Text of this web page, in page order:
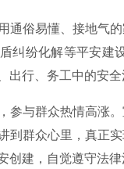
通俗易懂、接地气
纠纷化解等平安建
出行、务工中的安
参与群众热情高涨
到群众心里，真正
创建，自觉遵守法